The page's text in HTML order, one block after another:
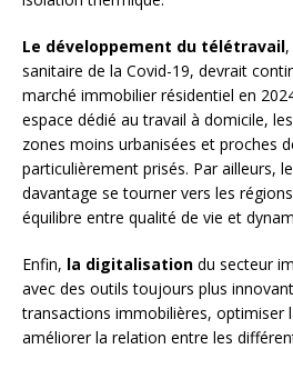
Le développement du télétravail
sanitaire de la Covid-19, devrait
marché immobilier résidentiel en
espace dédié au travail à domicile,
zones moins urbanisées et proches
particulièrement prisés. Par ailleurs,
davantage se tourner vers les
équilibre entre qualité de vie et
Enfin, la digitalisation du secteur
avec des outils toujours plus
transactions immobilières, optimiser
améliorer la relation entre les